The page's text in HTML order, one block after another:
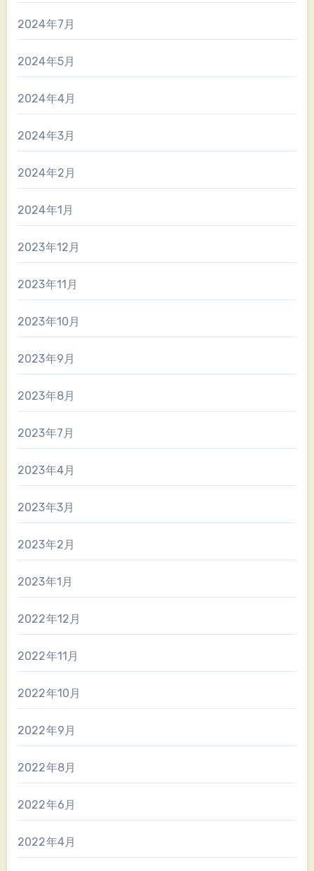
2024年7月
2024年5月
2024年4月
2024年3月
2024年2月
2024年1月
2023年12月
2023年11月
2023年10月
2023年9月
2023年8月
2023年7月
2023年4月
2023年3月
2023年2月
2023年1月
2022年12月
2022年11月
2022年10月
2022年9月
2022年8月
2022年6月
2022年4月